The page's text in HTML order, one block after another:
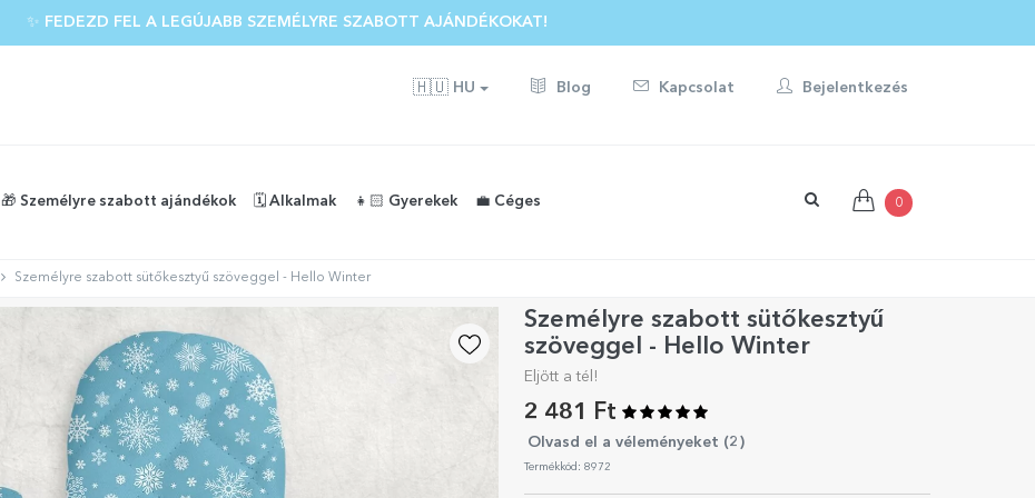
✨ FEDEZD FEL A LEGÚJABB SZEMÉLYRE SZABOTT AJÁNDÉKOKAT!
🇭🇺 HU Blog Kapcsolat Bejelentkezés
🎁 Személyre szabott ajándékok 🗓️ Alkalmak 👧🏻 Gyerekek 💼 Céges 0
Személyre szabott sütőkesztyű szöveggel - Hello Winter
Személyre szabott sütőkesztyű
szöveggel - Hello Winter
Eljött a tél!
2 481 Ft
Olvasd el a véleményeket (2 )
Termékkód: 8972